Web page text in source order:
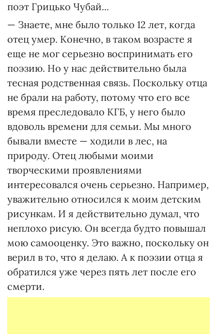
поэт Грицько Чубай...
— Знаете, мне было только 12 лет, когда
отец умер. Конечно, в таком возрасте я
еще не мог серьезно воспринимать его
поэзию. Но у нас действительно была
тесная родственная связь. Поскольку отца
не брали на работу, потому что его все
время преследовало КГБ, у него было
вдоволь времени для семьи. Мы много
бывали вместе — ходили в лес, на
природу. Отец любыми моими
творческими проявлениями
интересовался очень серьезно. Например,
уважительно относился к моим детским
рисункам. И я действительно думал, что
неплохо рисую. Он всегда будто повышал
мою самооценку. Это важно, поскольку он
верил в то, что я делаю. А к поэзии отца я
обратился уже через пять лет после его
смерти.